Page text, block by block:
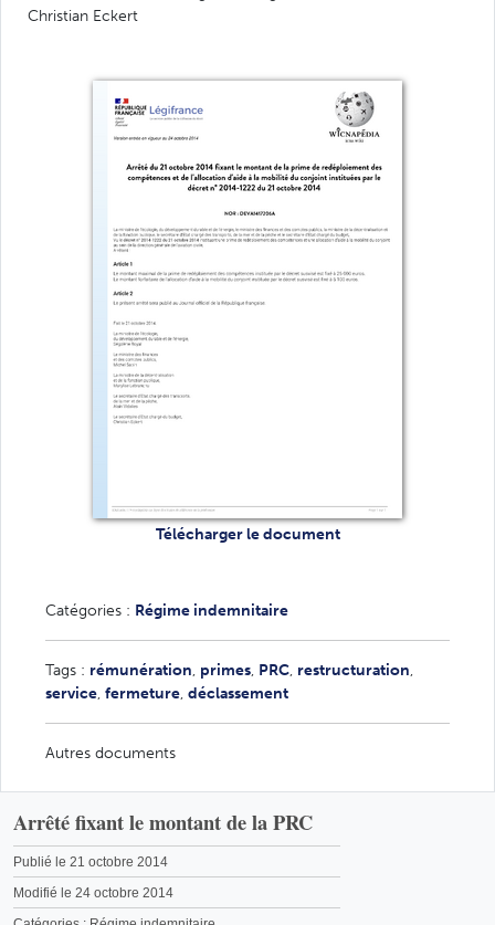
Christian Eckert
Télécharger le document
Catégories : Régime indemnitaire
Tags : rémunération, primes, PRC, restructuration,
service, fermeture, déclassement
Autres documents
Arrêté fixant le montant de la PRC
Publié le 21 octobre 2014
Modifié le 24 octobre 2014